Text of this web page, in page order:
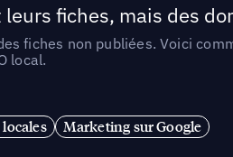
fiches, mais des
fiches non publiées. Voici
local.
Marketing sur Google